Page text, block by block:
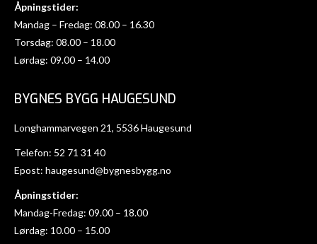
Åpningstider:
Mandag – Fredag: 08.00 – 16.30
Torsdag: 08.00 – 18.00
Lørdag: 09.00 – 14.00
BYGNES BYGG HAUGESUND
Longhammarvegen 21, 5536 Haugesund
Telefon: 52 71 31 40
Epost: haugesund@bygnesbygg.no
Åpningstider:
Mandag-Fredag: 09.00 – 18.00
Lørdag: 10.00 – 15.00